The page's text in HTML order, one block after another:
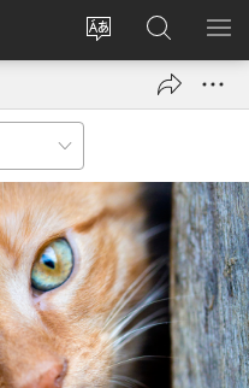
Hili
Log
foun)
Buka
JW.ORG